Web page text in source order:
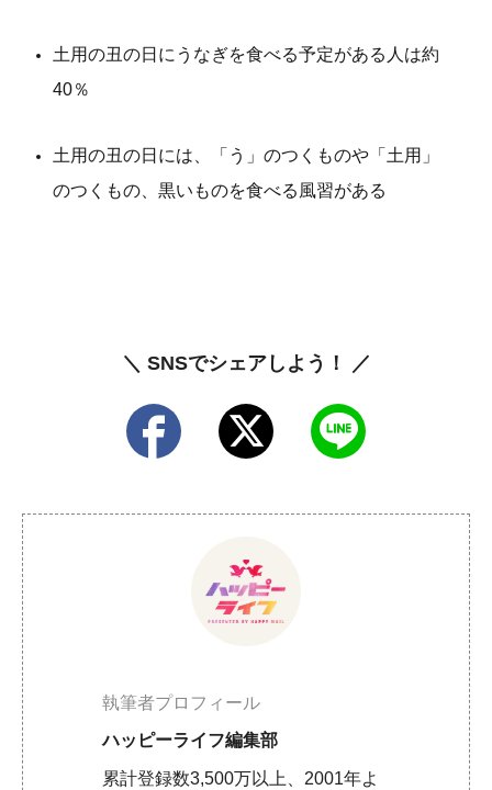
土用の丑の日にうなぎを食べる予定がある人は約
40％
土用の丑の日には、「う」のつくものや「土用」
のつくもの、黒いものを食べる風習がある
＼ SNSでシェアしよう！ ／
執筆者プロフィール
ハッピーライフ編集部
累計登録数3,500万以上、2001年よ